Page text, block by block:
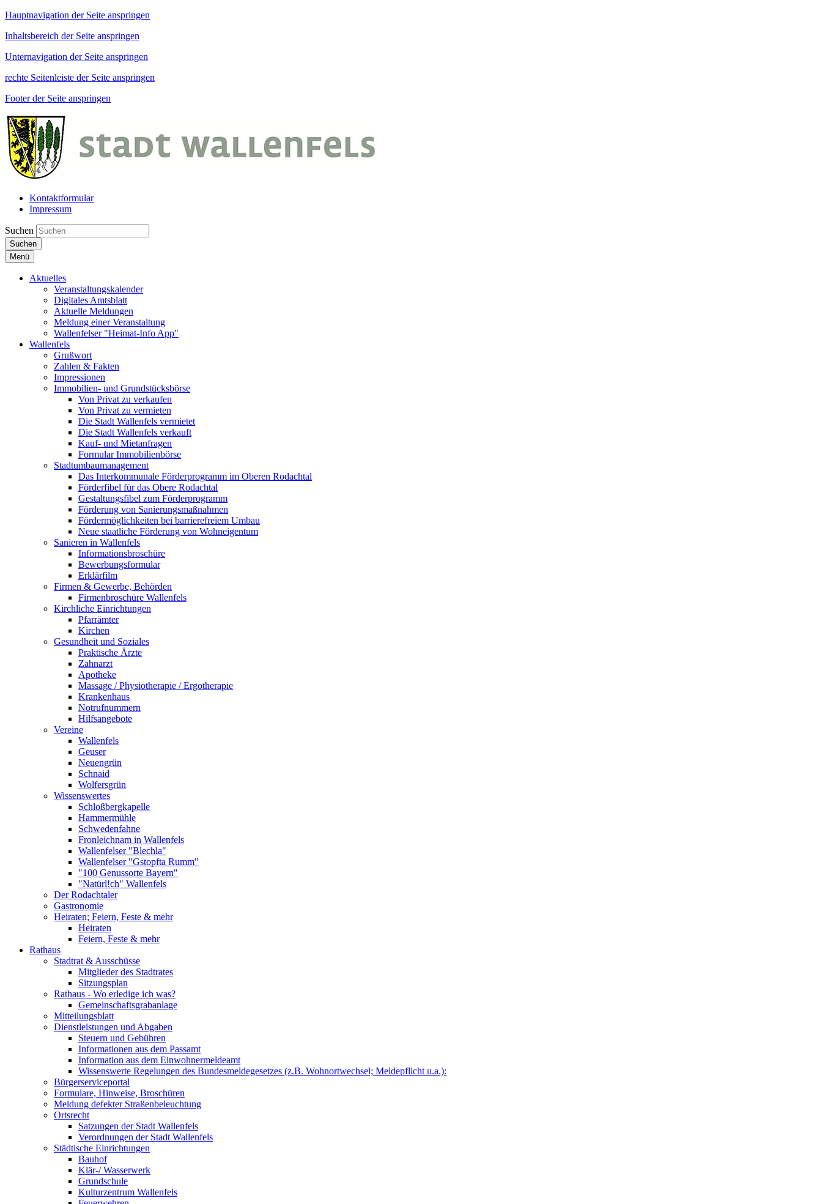
Hauptnavigation der Seite anspringen
Inhaltsbereich der Seite anspringen
Unternavigation der Seite anspringen
rechte Seitenleiste der Seite anspringen
Footer der Seite anspringen
Kontaktformular
Impressum
Suchen
Suchen
Menü
Aktuelles
Veranstaltungskalender
Digitales Amtsblatt
Aktuelle Meldungen
Meldung einer Veranstaltung
Wallenfelser "Heimat-Info App"
Wallenfels
Grußwort
Zahlen & Fakten
Impressionen
Immobilien- und Grundstücksbörse
Von Privat zu verkaufen
Von Privat zu vermieten
Die Stadt Wallenfels vermietet
Die Stadt Wallenfels verkauft
Kauf- und Mietanfragen
Formular Immobilienbörse
Stadtumbaumanagement
Das Interkommunale Förderprogramm im Oberen Rodachtal
Förderfibel für das Obere Rodachtal
Gestaltungsfibel zum Förderprogramm
Förderung von Sanierungsmaßnahmen
Fördermöglichkeiten bei barrierefreiem Umbau
Neue staatliche Förderung von Wohneigentum
Sanieren in Wallenfels
Informationsbroschüre
Bewerbungsformular
Erklärfilm
Firmen & Gewerbe, Behörden
Firmenbroschüre Wallenfels
Kirchliche Einrichtungen
Pfarrämter
Kirchen
Gesundheit und Soziales
Praktische Ärzte
Zahnarzt
Apotheke
Massage / Physiotherapie / Ergotherapie
Krankenhaus
Notrufnummern
Hilfsangebote
Vereine
Wallenfels
Geuser
Neuengrün
Schnaid
Wolfersgrün
Wissenswertes
Schloßbergkapelle
Hammermühle
Schwedenfahne
Fronleichnam in Wallenfels
Wallenfelser "Blechla"
Wallenfelser "Gstopfta Rumm"
"100 Genussorte Bayern"
"Natürl!ch" Wallenfels
Der Rodachtaler
Gastronomie
Heiraten; Feiern, Feste & mehr
Heiraten
Feiern, Feste & mehr
Rathaus
Stadtrat & Ausschüsse
Mitglieder des Stadtrates
Sitzungsplan
Rathaus - Wo erledige ich was?
Gemeinschaftsgrabanlage
Mitteilungsblatt
Dienstleistungen und Abgaben
Steuern und Gebühren
Informationen aus dem Passamt
Information aus dem Einwohnermeldeamt
Wissenswerte Regelungen des Bundesmeldegesetzes (z.B. Wohnortwechsel; Meldepflicht u.a.):
Bürgerserviceportal
Formulare, Hinweise, Broschüren
Meldung defekter Straßenbeleuchtung
Ortsrecht
Satzungen der Stadt Wallenfels
Verordnungen der Stadt Wallenfels
Städtische Einrichtungen
Bauhof
Klär-/ Wasserwerk
Grundschule
Kulturzentrum Wallenfels